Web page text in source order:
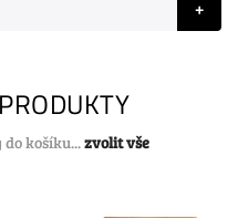
košíku...zvolit vše